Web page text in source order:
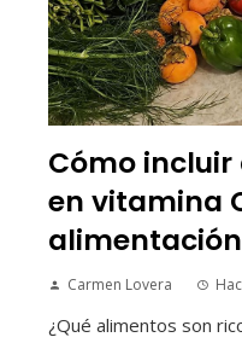
Cómo
en vitamina
Carmen Lovera
¿Qué alimentos son